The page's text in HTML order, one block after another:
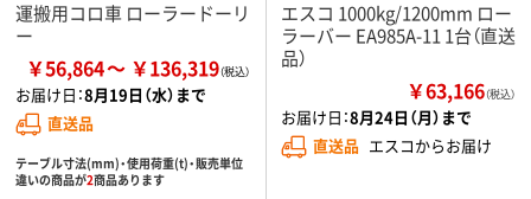
運搬用コロ車 ローラードーリ
ー
￥56,864 ￥136,319
お届け日：8月19日（水）まで
直送品
テーブル寸法(mm)・使用荷重(t)・販売単位
違いの商品が2商品あります
エスコ 1000kg/1200mm ロー
ラーバー EA985A-11 1台（直送
品）
￥63,166（税込）
お届け日：8月24日（月）まで
直送品 エスコからお届け